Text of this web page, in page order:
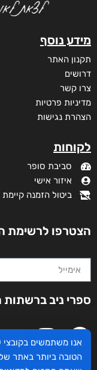
מידע נוסף
תקנון האתר
דרושים
צרו קשר
מדיניות פרטיות
הצהרת נגישות
לקוחות
סביבת סופר
איזור אישי
ביטול הזמנה קיימת
הצטרפו לרשימת
ספרי ניב
אנו משתמשים בקובצי
הטובה ביותר באתר